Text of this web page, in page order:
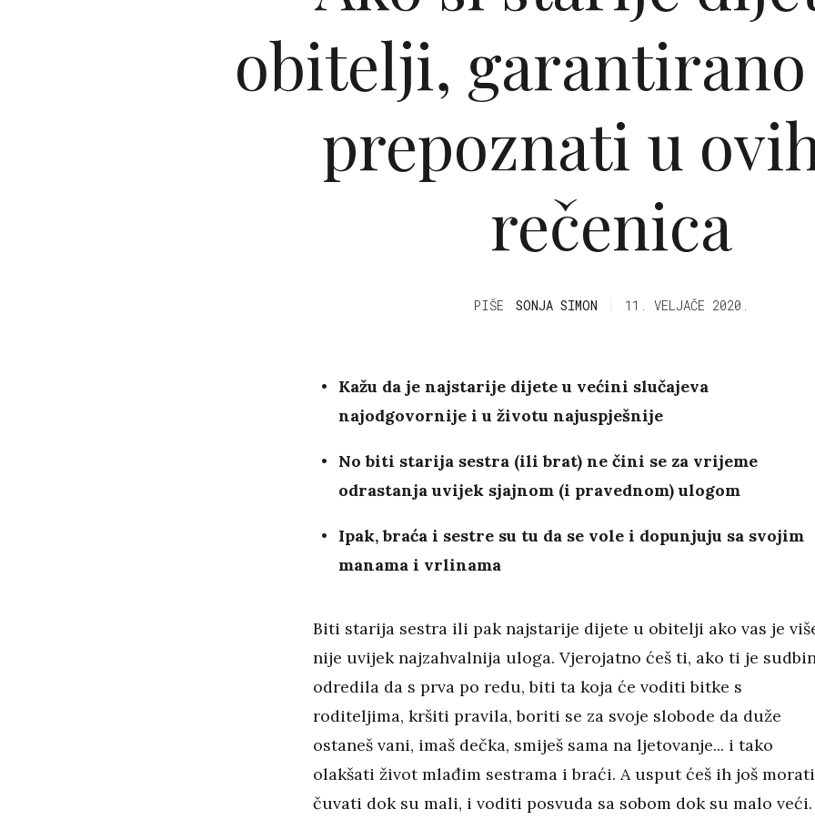
obitelji, garantirano
prepoznati u
rečenica
PIŠE SONJA SIMON 11. VELJAČE 2020.
Kažu da je najstarije dijete u većini slučajeva
najodgovornije i u životu najuspješnije
No biti starija sestra (ili brat) ne čini se za vrijeme
odrastanja uvijek sjajnom (i pravednom) ulogom
Ipak, braća i sestre su tu da se vole i dopunjuju sa svojim
manama i vrlinama
Biti starija sestra ili pak najstarije dijete u obitelji ako vas je
nije uvijek najzahvalnija uloga. Vjerojatno ćeš ti, ako ti je
odredila da s prva po redu, biti ta koja će voditi bitke s
roditeljima, kršiti pravila, boriti se za svoje slobode da duže
ostaneš vani, imaš dečka, smiješ sama na ljetovanje... i tako
olakšati život mlađim sestrama i braći. A usput ćeš ih još
čuvati dok su mali, i voditi posvuda sa sobom dok su malo veći.